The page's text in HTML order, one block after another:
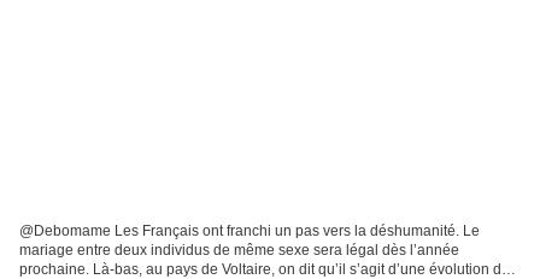
@Debomame Les Français ont franchi un pas vers la déshumanité. Le
mariage entre deux individus de même sexe sera légal dès l’année
prochaine. Là-bas, au pays de Voltaire, on dit qu’il s’agit d’une évolution de